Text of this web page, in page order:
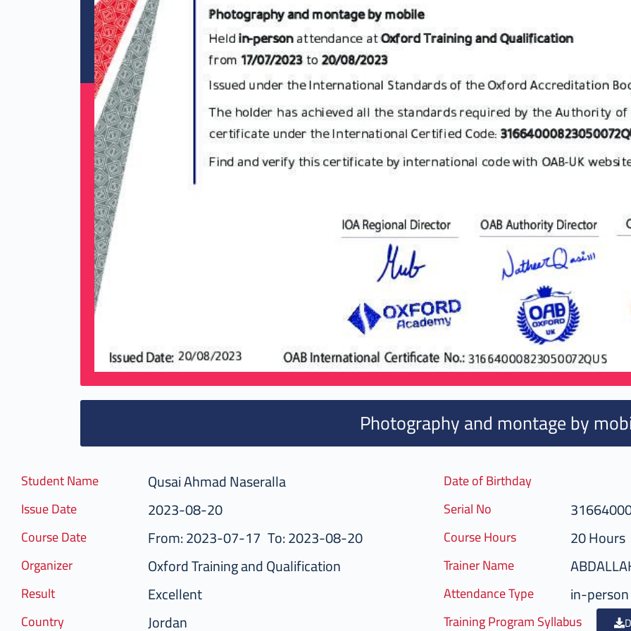
Photography and montage by
Student Name Qusai Ahmad Naseralla
Date of Birthday
Issue Date
2023-08-20 Serial No
Course Date From: 2023-07-17 To: 2023-08-20 Course Hours 20 Hours
Organizer Oxford Training and Qualification Trainer Name
Result Excellent Attendance Type in-person
Country Jordan Training Program Syllabus